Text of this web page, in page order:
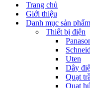
Trang chủ
Giới thiệu
Danh mục sản phẩm
Thiết bị điện
Uten
Dây
Quạt
Quạt